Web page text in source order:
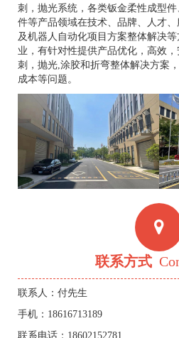
刺，抛光系统，各类钣金柔性成型
件等产品领域在技术、品牌、人才
及机器人自动化项目方案整体解决
业，有针对性提供产品优化，高效
刺，抛光,涂胶和折弯整体解决方案
成本等问题。
联系方式
联系人：付先生
手机：18616713189
联系电话：18602152781